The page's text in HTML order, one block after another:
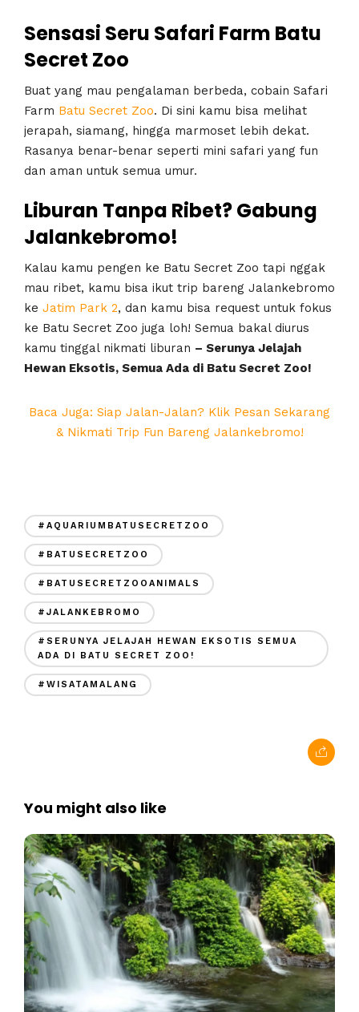
Sensasi Seru Safari Farm Batu
Secret Zoo
Buat yang mau pengalaman berbeda, cobain Safari
Farm Batu Secret Zoo. Di sini kamu bisa melihat
jerapah, siamang, hingga marmoset lebih dekat.
Rasanya benar-benar seperti mini safari yang fun
dan aman untuk semua umur.
Liburan Tanpa Ribet? Gabung
Jalankebromo!
Kalau kamu pengen ke Batu Secret Zoo tapi nggak
mau ribet, kamu bisa ikut trip bareng Jalankebromo
ke Jatim Park 2, dan kamu bisa request untuk fokus
ke Batu Secret Zoo juga loh! Semua bakal diurus
kamu tinggal nikmati liburan – Serunya Jelajah
Hewan Eksotis, Semua Ada di Batu Secret Zoo!
Baca Juga: Siap Jalan-Jalan? Klik Pesan Sekarang
& Nikmati Trip Fun Bareng Jalankebromo!
#AQUARIUMBATUSECRETZOO
#BATUSECRETZOO
#BATUSECRETZOOANIMALS
#JALANKEBROMO
#SERUNYA JELAJAH HEWAN EKSOTIS SEMUA
ADA DI BATU SECRET ZOO!
#WISATAMALANG
You might also like